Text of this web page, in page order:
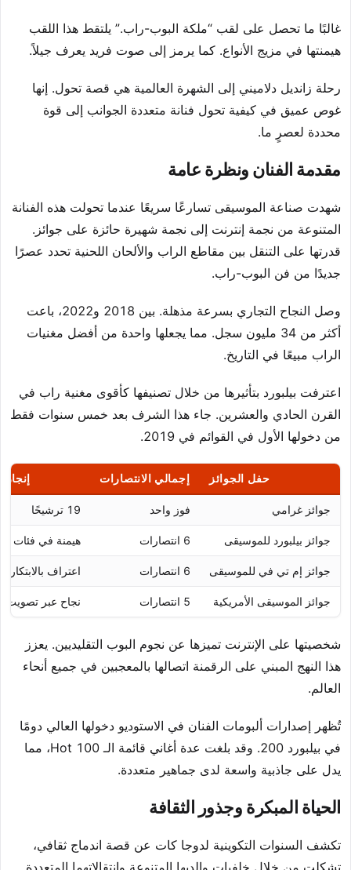
غالبًا ما تحصل على لقب “ملكة البوب-راب.” يلتقط هذا اللقب
هيمنتها في مزيج الأنواع. كما يرمز إلى صوت فريد يعرف جيلاً.
رحلة زانديل دلاميني إلى الشهرة العالمية هي قصة تحول. إنها
غوص عميق في كيفية تحول فنانة متعددة الجوانب إلى قوة
محددة لعصرٍ ما.
مقدمة الفنان ونظرة عامة
شهدت صناعة الموسيقى تسارعًا سريعًا عندما تحولت هذه الفنانة
المتنوعة من نجمة إنترنت إلى نجمة شهيرة حائزة على جوائز.
قدرتها على التنقل بين مقاطع الراب والألحان اللحنية تحدد عصرًا
جديدًا من فن البوب-راب.
وصل النجاح التجاري بسرعة مذهلة. بين 2018 و2022، باعت
أكثر من 34 مليون سجل. مما يجعلها واحدة من أفضل مغنيات
الراب مبيعًا في التاريخ.
اعترفت بيلبورد بتأثيرها من خلال تصنيفها كأقوى مغنية راب في
القرن الحادي والعشرين. جاء هذا الشرف بعد خمس سنوات فقط
من دخولها الأول في القوائم في 2019.
حفل الجوائز إجمالي الانتصارات
جوائز غرامي فوز واحد 19 ترشيحًا
جوائز بيلبورد للموسيقى 6 انتصارات هيمنة في فئات
جوائز إم تي في للموسيقى 6 انتصارات اعتراف بالابتكار
جوائز الموسيقى الأمريكية 5 انتصارات نجاح عبر تصويت
شخصيتها على الإنترنت تميزها عن نجوم البوب التقليديين. يعزز
هذا النهج المبني على الرقمنة اتصالها بالمعجبين في جميع أنحاء
العالم.
تُظهر إصدارات ألبومات الفنان في الاستوديو دخولها العالي دومًا
في بيلبورد 200. وقد بلغت عدة أغاني قائمة الـ Hot 100، مما
يدل على جاذبية واسعة لدى جماهير متعددة.
الحياة المبكرة وجذور الثقافة
تكشف السنوات التكوينية لدوجا كات عن قصة اندماج ثقافي،